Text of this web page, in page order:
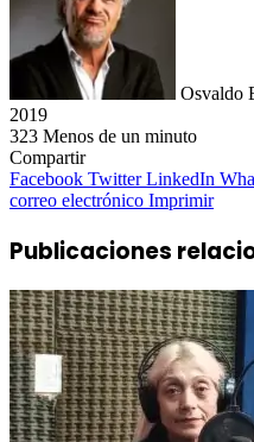
Osvaldo
2019
323 Menos de un minuto
Compartir
Facebook Twitter LinkedIn
correo electrónico Imprimir
Publicaciones